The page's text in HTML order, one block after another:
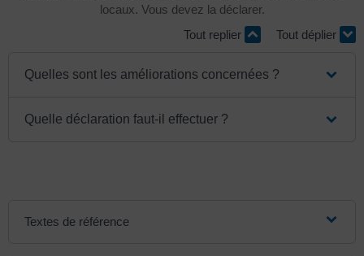
locaux. Vous devez la déclarer.
Tout replier
Tout déplier
Quelles sont les améliorations concernées ?
Quelle déclaration faut-il effectuer ?
Textes de référence